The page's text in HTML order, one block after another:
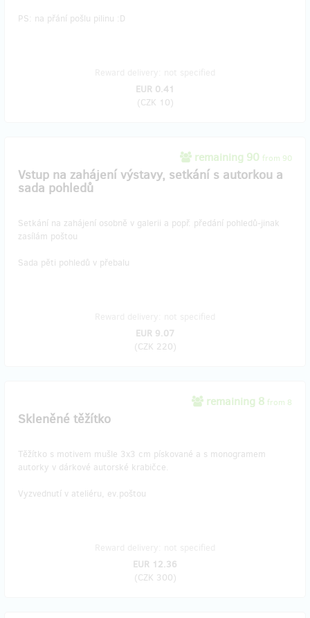
PS: na přání pošlu pilinu :D
EUR 0.41
(CZK 10)
remaining 90 from 90
Vstup na zahájení výstavy, setkání s autorkou a
sada pohledů
Setkání na zahájení osobně v galerii a popř. předání pohledů-jinak
zasílám poštou
Sada pěti pohledů v přebalu
EUR 9.07
(CZK 220)
remaining 8 from 8
Skleněné těžítko
Těžítko s motivem mušle 3x3 cm pískované a s monogramem
autorky v dárkové autorské krabičce.
Vyzvednutí v ateliéru, ev.poštou
EUR 12.36
(CZK 300)